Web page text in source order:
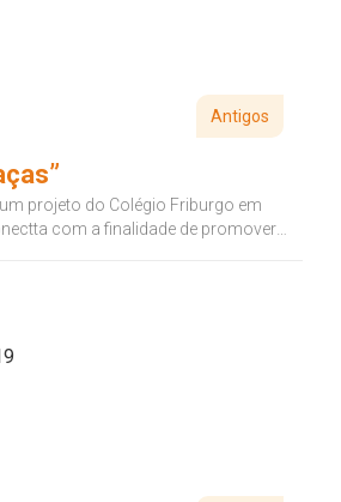
Antigos
projeto do Colégio Friburgo em
com a finalidade de promover